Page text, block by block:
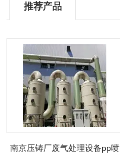
推荐产品
南京压铸厂废气处理设备pp喷